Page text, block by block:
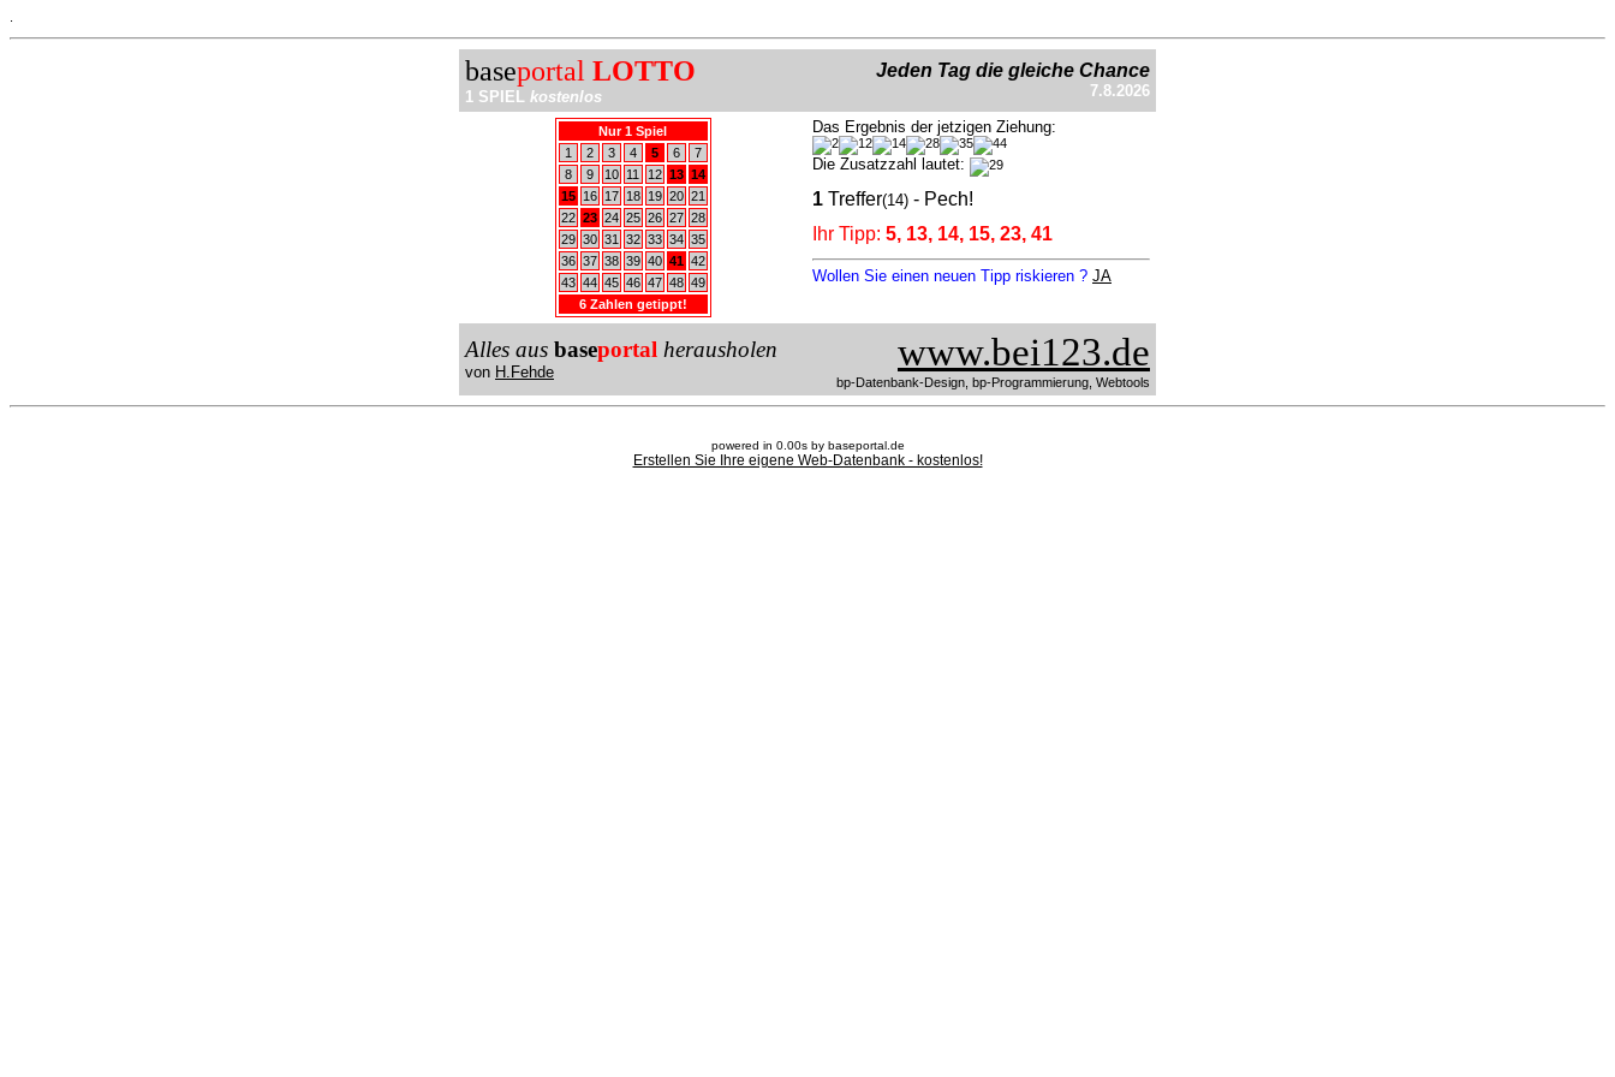
baseportal LOTTO
1 SPIEL kostenlos
Jeden Tag die gleiche Chance
7.8.2026
Nur 1 Spiel
1
2 3 4 5 6
7
8
9 10 11 12 13 14
15
16 17 18 19 20 21
22 23 24 25 26 27 28
29 30 31 32 33 34 35
36 37 38 39 40 41 42
43 44 45 46 47 48 49
6 Zahlen getippt!
Das Ergebnis der jetzigen Ziehung:
Die Zusatzzahl lautet:
1 Treffer(14) - Pech!
Ihr Tipp: 5, 13, 14, 15, 23, 41
Wollen Sie einen neuen Tipp riskieren ? JA
Alles aus baseportal herausholen
von H.Fehde www.bei123.de
bp-Datenbank-Design, bp-Programmierung, Webtools
powered in 0.00s by baseportal.de
Erstellen Sie Ihre eigene Web-Datenbank - kostenlos!